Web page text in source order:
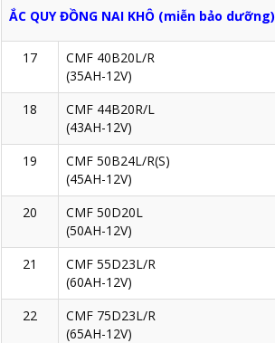
ẮC QUY ĐỒNG NAI KHÔ (miễn bảo dưỡng)
17
CMF 40B20L/R
(35AH-12V)
18
CMF 44B20R/L
(43AH-12V)
19
CMF 50B24L/R(S)
(45AH-12V)
20
CMF 50D20L
(50AH-12V)
21
CMF 55D23L/R
(60AH-12V)
22
CMF 75D23L/R
(65AH-12V)